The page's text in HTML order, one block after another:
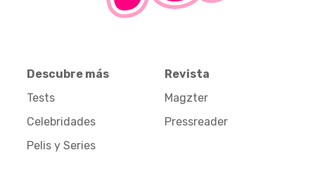
Descubre más
Tests
Celebridades
Pelis y Series
Revista
Magzter
Pressreader